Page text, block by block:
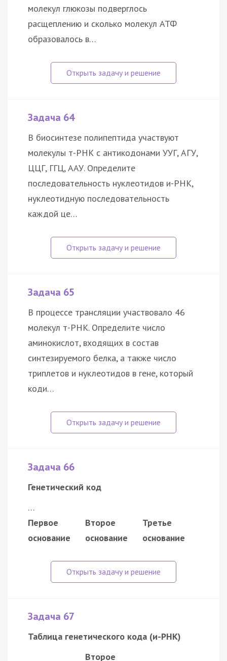
молекул глюкозы подверглось
расщеплению и сколько молекул АТФ
образовалось в…
Задача 64
В биосинтезе полипептида участвуют
молекулы т-РНК с антикодонами УУГ, АГУ,
ЦЦГ, ГГЦ, ААУ. Определите
последовательность нуклеотидов и-РНК,
нуклеотидную последовательность
каждой це…
Задача 65
В процессе трансляции участвовало 46
молекул т-РНК. Определите число
аминокислот, входящих в состав
синтезируемого белка, а также число
триплетов и нуклеотидов в гене, который
коди…
Задача 66
Генетический код
…
Первое
основание
Второе
основание
Третье
основание
Задача 67
Таблица генетического кода (и-РНК)
Второе